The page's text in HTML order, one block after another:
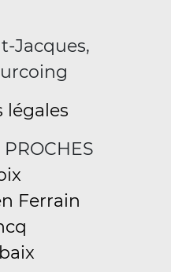
Jacques,
légales
Ferrain